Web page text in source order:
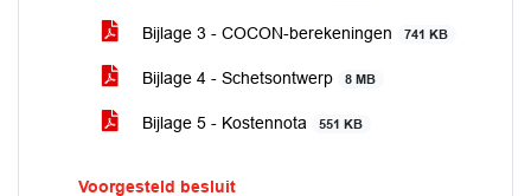
Bijlage 3 - COCON-berekeningen 741 KB
Bijlage 4 - Schetsontwerp 8 MB
Bijlage 5 - Kostennota 551 KB
Voorgesteld besluit